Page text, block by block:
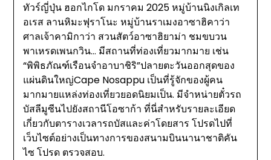
ทัวร์ญี่ปุ่น ฮอกไกโด มกราคม 2025 หมู่บ้านนิงเกิลเท
อเรส ลานหิมะฟุราโนะ หมู่บ้านราเมงอาซาฮิคาว่า
ศาลเจ้าคามิกาว่า สวนสัตว์อาซาฮิยาม่า ชมขบวน
พาเหรดเพนกวิน… มีสถานที่ท่องเที่ยวมากมาย เช่น
“พิพิธภัณฑ์เรือนจำอาบาชิริ”ปลายตะวันออกสุดของ
แผ่นดินใหญ่Cape Nosappu เป็นที่รู้จักของผู้คน
มากมายแหล่งท่องเที่ยวยอดนิยมเป็น. มีจำหน่ายตั๋วรถ
บัสลีมูซีนไปยังสถานีโอซาก้า ที่นี่สำหรับรายละเอียด
เกี่ยวกับตารางเวลารถบัสและค่าโดยสาร โปรดไปที่
เว็บไซต์อย่างเป็นทางการของสนามบินนานาชาติคัน
ไซ โปรด ตรวจสอบ.